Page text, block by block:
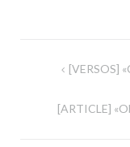
Navegació
[VERSOS]
[ARTICLE]